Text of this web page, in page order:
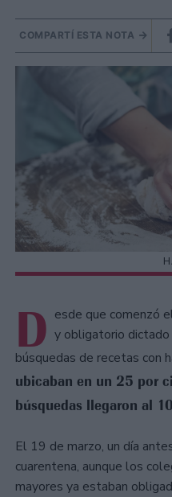
COMPARTÍ ESTA NOTA
D esde que comenzó
y obligatorio
búsquedas de recetas con
ubicaban en un 25 por
búsquedas llegaron al
El 19 de marzo, un día
cuarentena, aunque los
mayores ya estaban